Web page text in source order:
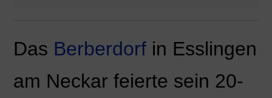
Das Berberdorfin Esslingen
am Neckar feierte sein 20-